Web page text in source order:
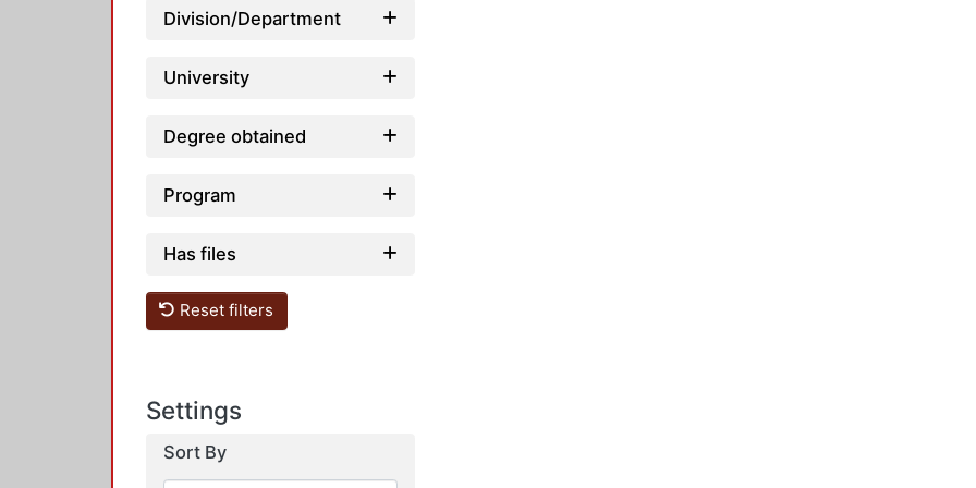
Division/Department
University
Degree obtained
Program
Has files
Reset filters
Settings
Sort By